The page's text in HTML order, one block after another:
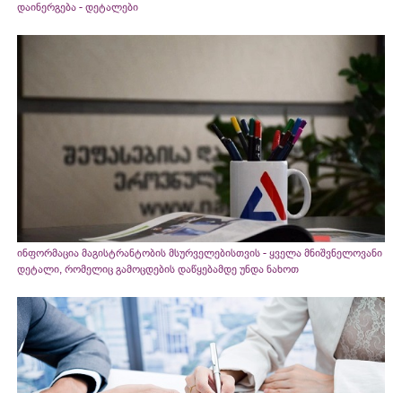
დაინერგება - დეტალები
ინფორმაცია მაგისტრანტობის მსურველებისთვის - ყველა მნიშვნელოვანი
დეტალი, რომელიც გამოცდების დაწყებამდე უნდა ნახოთ